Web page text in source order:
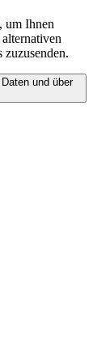
um Ihnen
und über